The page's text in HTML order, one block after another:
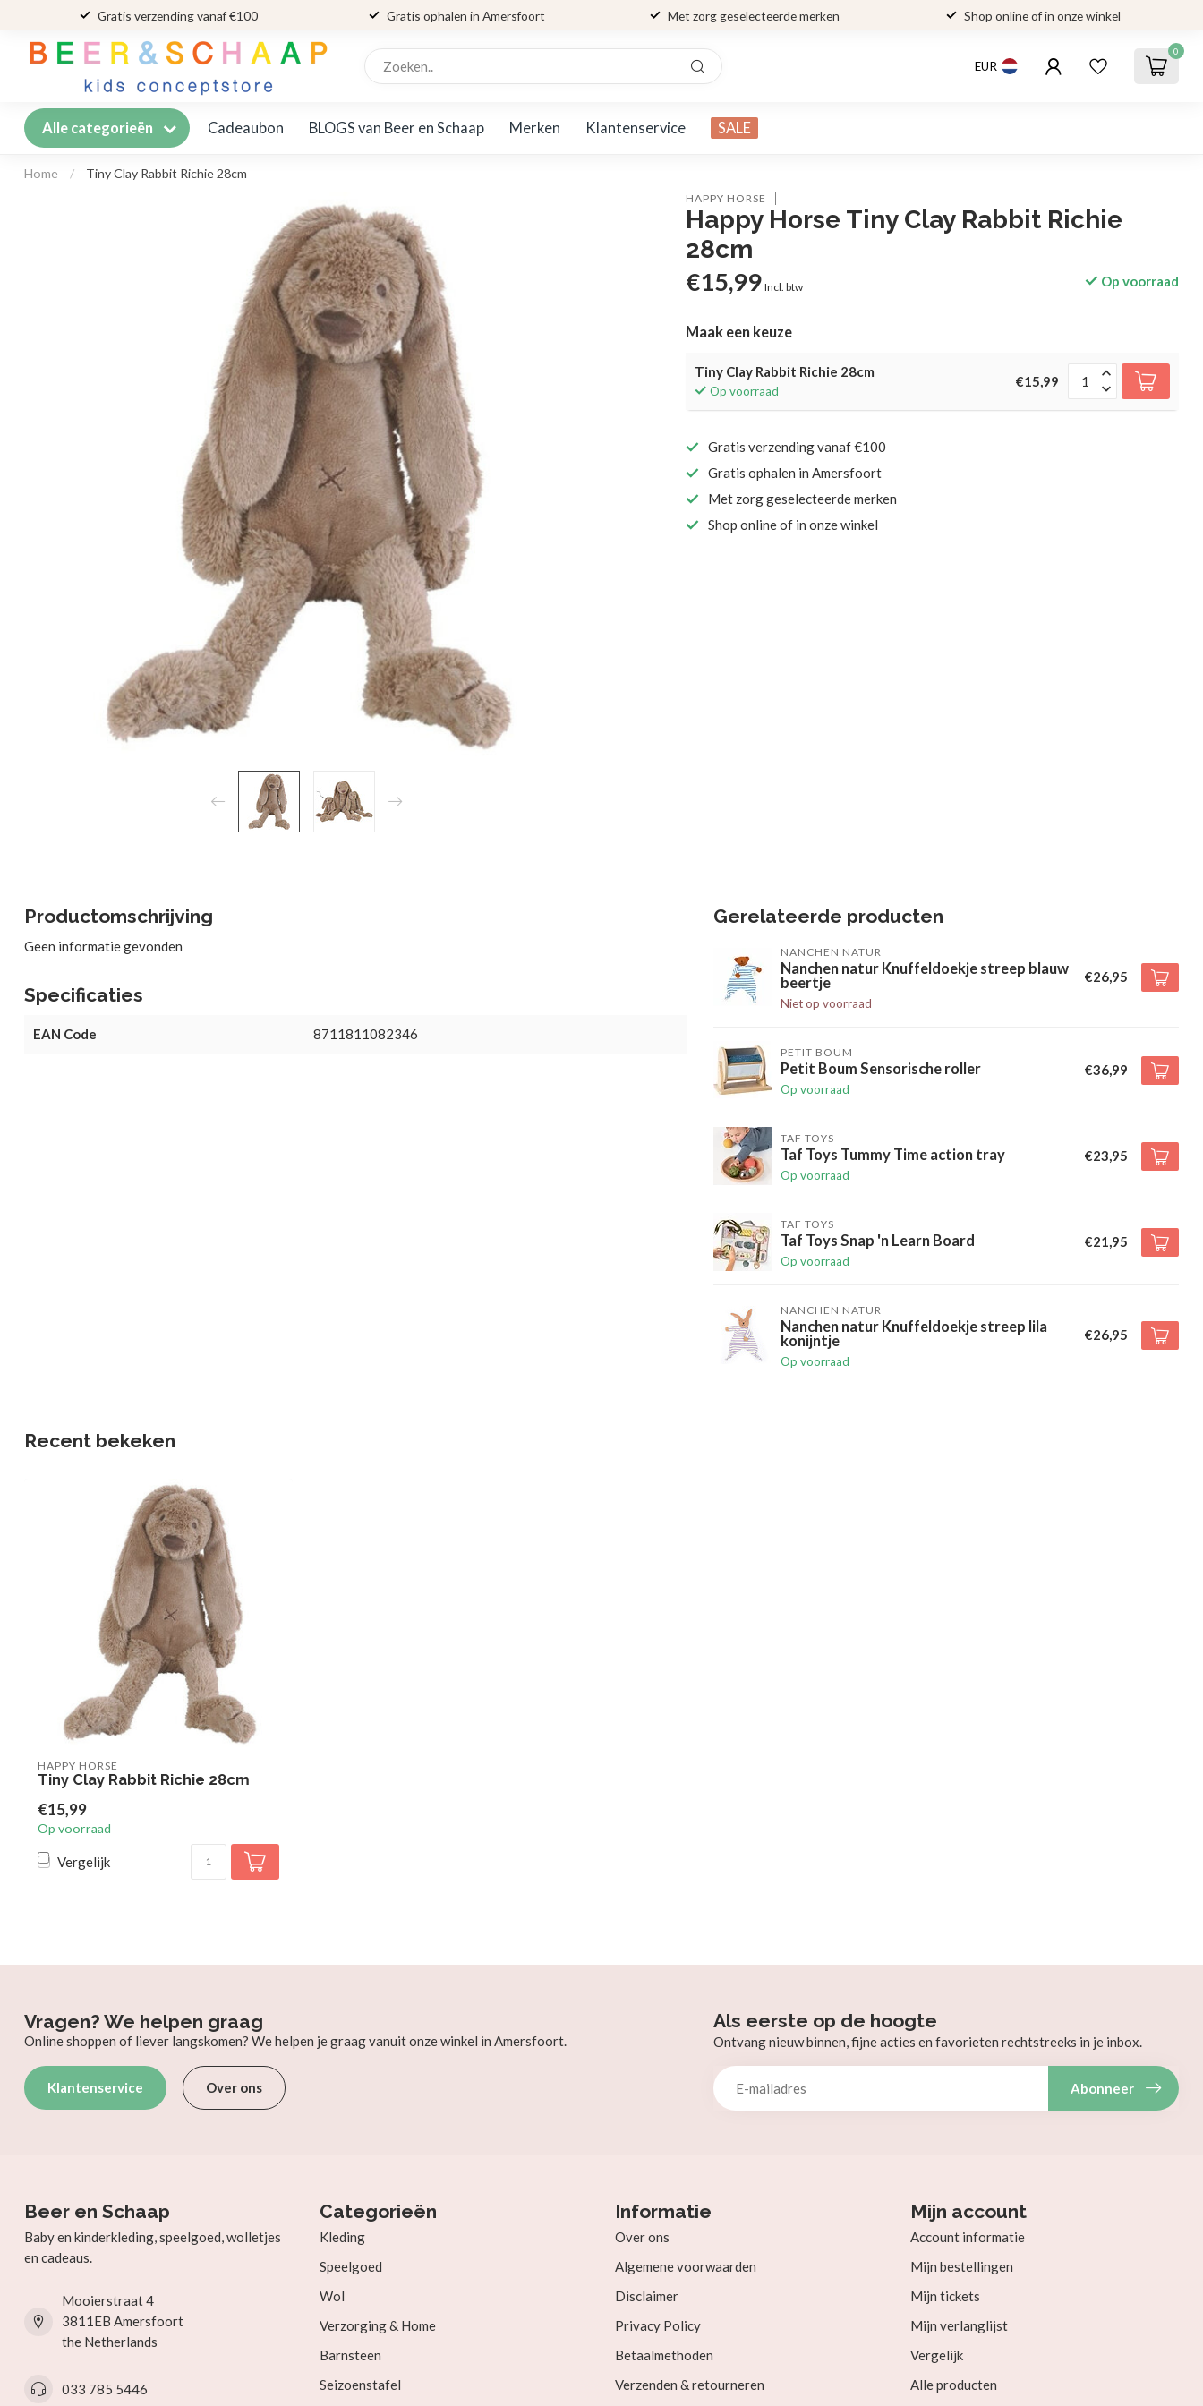
Gratis verzending vanaf €100 Gratis ophalen in Amersfoort Met zorg geselecteerde merken Shop online of in onze winkel
EUR
0
Alle categorieën Cadeaubon BLOGS van Beer en Schaap Merken Klantenservice SALE
Home / Tiny Clay Rabbit Richie 28cm
HAPPY HORSE
Happy Horse Tiny Clay Rabbit Richie
28cm
€15,99 Incl. btw Op voorraad
Maak een keuze
Tiny Clay Rabbit Richie 28cm
Op voorraad
€15,99
Gratis verzending vanaf €100
Gratis ophalen in Amersfoort
Met zorg geselecteerde merken
Shop online of in onze winkel
Productomschrijving
Geen informatie gevonden
Specificaties
EAN Code 8711811082346
Gerelateerde producten
NANCHEN NATUR
Nanchen natur Knuffeldoekje streep blauw
beertje
Niet op voorraad
€26,95
PETIT BOUM
Petit Boum Sensorische roller
Op voorraad
€36,99
TAF TOYS
Taf Toys Tummy Time action tray
Op voorraad
€23,95
TAF TOYS
Taf Toys Snap 'n Learn Board
Op voorraad
€21,95
NANCHEN NATUR
Nanchen natur Knuffeldoekje streep lila
konijntje
Op voorraad
€26,95
Recent bekeken
HAPPY HORSE
Tiny Clay Rabbit Richie 28cm
€15,99
Op voorraad
Vergelijk
Vragen? We helpen graag
Online shoppen of liever langskomen? We helpen je graag vanuit onze winkel in Amersfoort.
Klantenservice Over ons
Als eerste op de hoogte
Ontvang nieuw binnen, fijne acties en favorieten rechtstreeks in je inbox.
Abonneer
Beer en Schaap
Baby en kinderkleding, speelgoed, wolletjes
en cadeaus.
Mooierstraat 4
3811EB Amersfoort
the Netherlands
033 785 5446
Categorieën
Kleding
Speelgoed
Wol
Verzorging & Home
Barnsteen
Seizoenstafel
Informatie
Over ons
Algemene voorwaarden
Disclaimer
Privacy Policy
Betaalmethoden
Verzenden & retourneren
Mijn account
Account informatie
Mijn bestellingen
Mijn tickets
Mijn verlanglijst
Vergelijk
Alle producten